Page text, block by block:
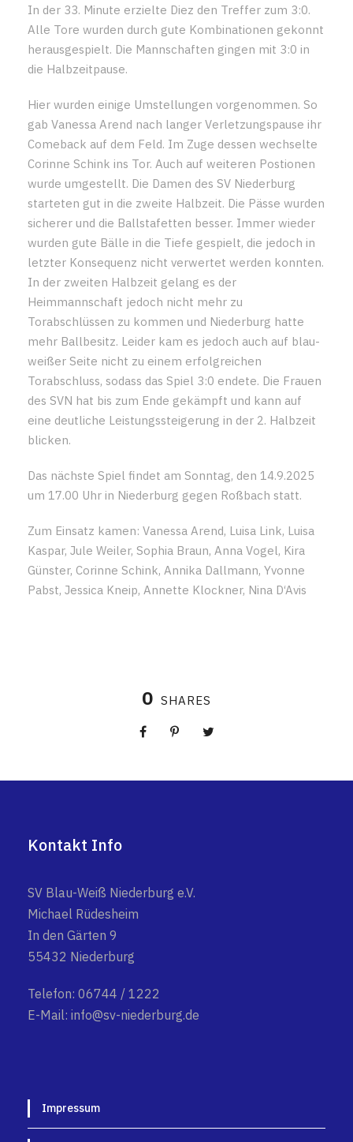
In der 33. Minute erzielte Diez den Treffer zum 3:0.
Alle Tore wurden durch gute Kombinationen gekonnt
herausgespielt. Die Mannschaften gingen mit 3:0 in
die Halbzeitpause.
Hier wurden einige Umstellungen vorgenommen. So
gab Vanessa Arend nach langer Verletzungspause ihr
Comeback auf dem Feld. Im Zuge dessen wechselte
Corinne Schink ins Tor. Auch auf weiteren Postionen
wurde umgestellt. Die Damen des SV Niederburg
starteten gut in die zweite Halbzeit. Die Pässe wurden
sicherer und die Ballstafetten besser. Immer wieder
wurden gute Bälle in die Tiefe gespielt, die jedoch in
letzter Konsequenz nicht verwertet werden konnten.
In der zweiten Halbzeit gelang es der
Heimmannschaft jedoch nicht mehr zu
Torabschlüssen zu kommen und Niederburg hatte
mehr Ballbesitz. Leider kam es jedoch auch auf blau-
weißer Seite nicht zu einem erfolgreichen
Torabschluss, sodass das Spiel 3:0 endete. Die Frauen
des SVN hat bis zum Ende gekämpft und kann auf
eine deutliche Leistungssteigerung in der 2. Halbzeit
blicken.
Das nächste Spiel findet am Sonntag, den 14.9.2025
um 17.00 Uhr in Niederburg gegen Roßbach statt.
Zum Einsatz kamen: Vanessa Arend, Luisa Link, Luisa
Kaspar, Jule Weiler, Sophia Braun, Anna Vogel, Kira
Günster, Corinne Schink, Annika Dallmann, Yvonne
Pabst, Jessica Kneip, Annette Klockner, Nina D‘Avis
0 SHARES
Kontakt Info
SV Blau-Weiß Niederburg e.V.
Michael Rüdesheim
In den Gärten 9
55432 Niederburg
Telefon: 06744 / 1222
E-Mail: info@sv-niederburg.de
Impressum